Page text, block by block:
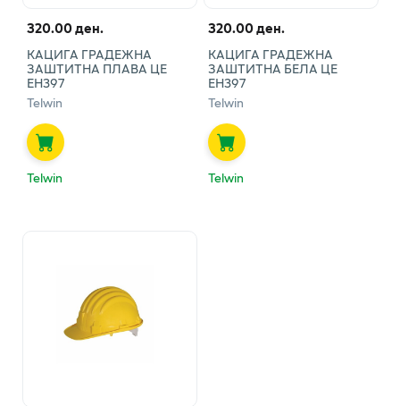
320.00 ден.
КАЦИГА ГРАДЕЖНА
ЗАШТИТНА ПЛАВА ЦЕ
ЕН397
Telwin
Telwin
320.00 ден.
КАЦИГА ГРАДЕЖНА
ЗАШТИТНА БЕЛА ЦЕ
ЕН397
Telwin
Telwin